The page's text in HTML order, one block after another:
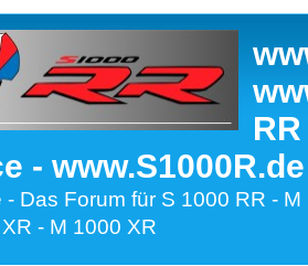
-
Das Forum für S 1000 RR -
- M 1000 XR